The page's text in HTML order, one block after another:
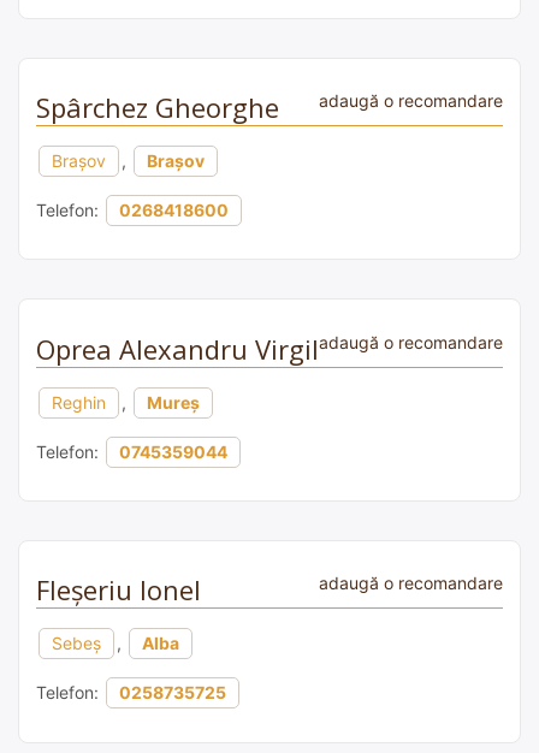
Spârchez Gheorghe adaugă o recomandare
Brașov , Brașov
Telefon: 0268418600
Oprea Alexandru Virgiladaugă o recomandare
Reghin , Mureș
Telefon: 0745359044
Fleșeriu Ionel adaugă o recomandare
Sebeș , Alba
Telefon: 0258735725